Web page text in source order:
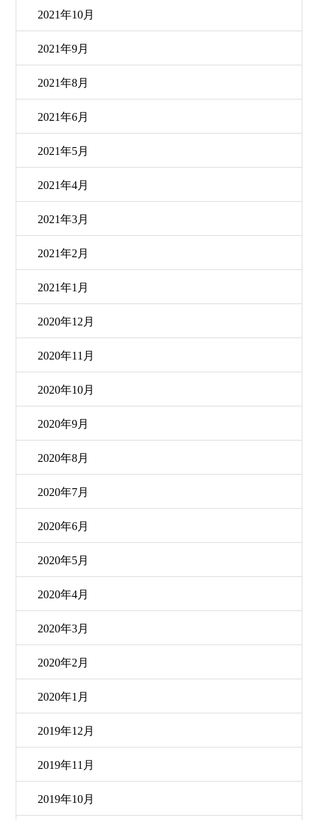
2021年10月
2021年9月
2021年8月
2021年6月
2021年5月
2021年4月
2021年3月
2021年2月
2021年1月
2020年12月
2020年11月
2020年10月
2020年9月
2020年8月
2020年7月
2020年6月
2020年5月
2020年4月
2020年3月
2020年2月
2020年1月
2019年12月
2019年11月
2019年10月